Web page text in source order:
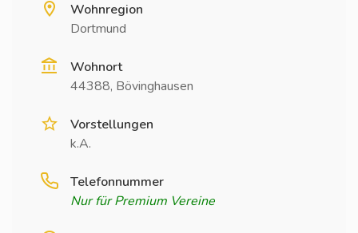
Wohnregion
Dortmund
Wohnort
44388, Bövinghausen
Vorstellungen
k.A.
Telefonnummer
Nur für Premium Vereine